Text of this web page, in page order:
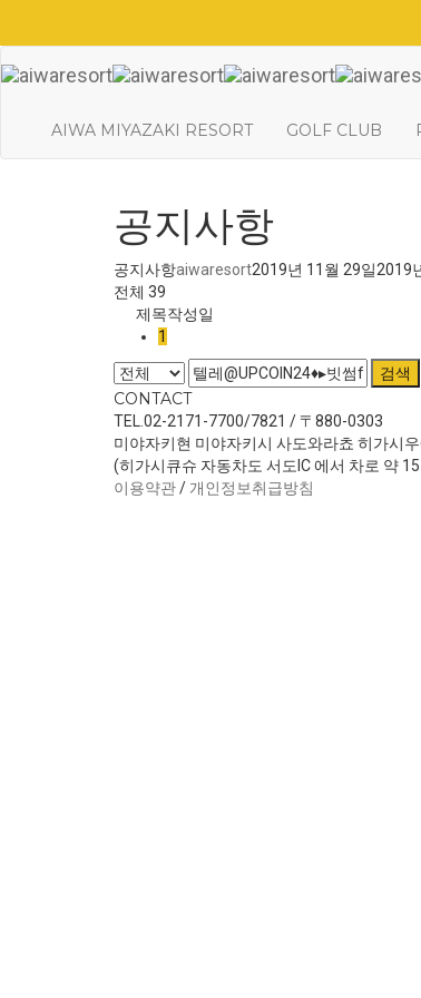
AIWA MIYAZAKI RESORT GOLF CLUB
공지사항
공지사항aiwaresort2019년 11월 29일2019
전체 39
제목작성일
1
검색
CONTACT
TEL.02-2171-7700/7821 / 〒880-0303
미야자키현 미야자키시 사도와라쵸 히가시
(히가시큐슈 자동차도 서도IC 에서 차로 약
이용약관/ 개인정보취급방침